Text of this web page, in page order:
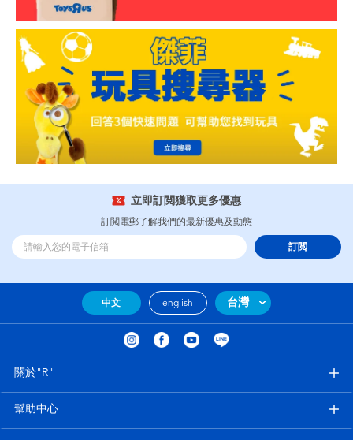
立即訂閲獲取更多優惠
訂閲電郵了解我們的最新優惠及動態
訂閲
中文 english 台灣
關於"R"
幫助中心